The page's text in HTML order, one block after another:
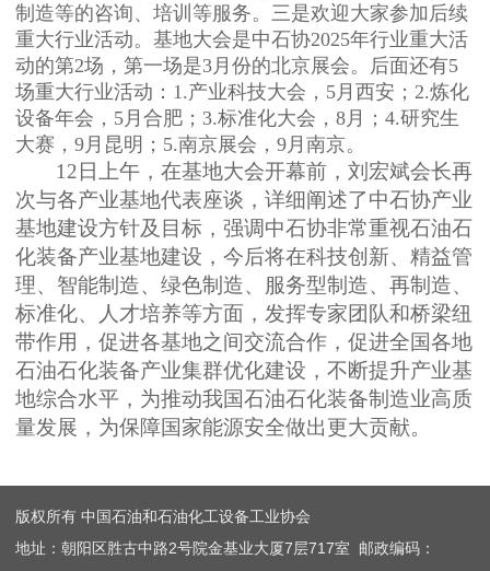
制造等的咨询、培训等服务。三是欢迎大家参加后续
重大行业活动。基地大会是中石协2025年行业重大活
动的第2场，第一场是3月份的北京展会。后面还有5
场重大行业活动：1.产业科技大会，5月西安；2.炼化
设备年会，5月合肥；3.标准化大会，8月；4.研究生
大赛，9月昆明；5.南京展会，9月南京。
12日上午，在基地大会开幕前，刘宏斌会长再
次与各产业基地代表座谈，详细阐述了中石协产业
基地建设方针及目标，强调中石协非常重视石油石
化装备产业基地建设，今后将在科技创新、精益管
理、智能制造、绿色制造、服务型制造、再制造、
标准化、人才培养等方面，发挥专家团队和桥梁纽
带作用，促进各基地之间交流合作，促进全国各地
石油石化装备产业集群优化建设，不断提升产业基
地综合水平，为推动我国石油石化装备制造业高质
量发展，为保障国家能源安全做出更大贡献。
版权所有 中国石油和石油化工设备工业协会
地址：朝阳区胜古中路2号院金基业大厦7层717室 邮政编码：